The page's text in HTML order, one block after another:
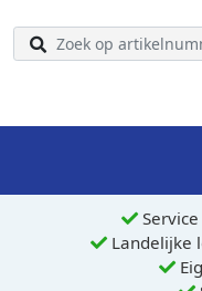
Landelijke